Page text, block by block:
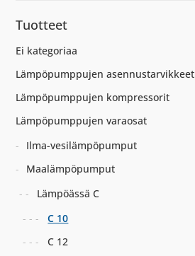
Tuotteet
Ei kategoriaa
Lämpöpumppujen asennustarvikkeet
Lämpöpumppujen kompressorit
Lämpöpumppujen varaosat
Ilma-vesilämpöpumput
Maalämpöpumput
Lämpöässä C
C 10
C 12